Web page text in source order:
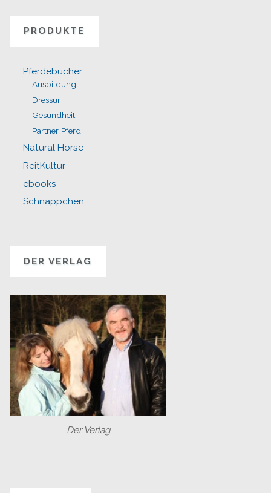
PRODUKTE
Pferdebücher
Ausbildung
Dressur
Gesundheit
Partner Pferd
Natural Horse
ReitKultur
ebooks
Schnäppchen
DER VERLAG
Der Verlag